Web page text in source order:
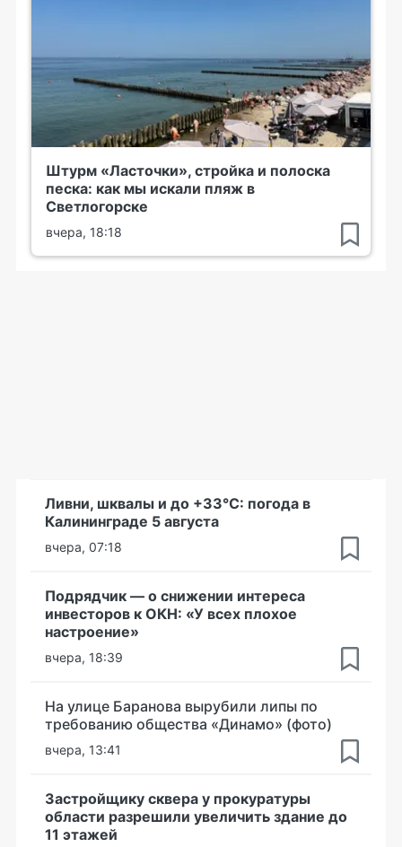
Штурм «Ласточки», стройка и полоска
песка: как мы искали пляж в
Светлогорске
вчера, 18:18
Ливни, шквалы и до +33°С: погода в
Калининграде 5 августа
вчера, 07:18
Подрядчик — о снижении интереса
инвесторов к ОКН: «У всех плохое
настроение»
вчера, 18:39
На улице Баранова вырубили липы по
требованию общества «Динамо» (фото)
вчера, 13:41
Застройщику сквера у прокуратуры
области разрешили увеличить здание до
11 этажей